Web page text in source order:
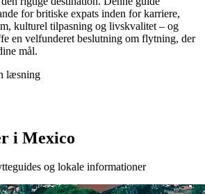
for britiske expats inden for karriere,
kulturel tilpasning og livskvalitet – og
en velfunderet beslutning om flytning, der
mål.
læsning
i Mexico
og lokale informationer